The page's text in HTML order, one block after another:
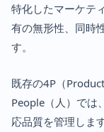
特化したマーケテ
有の無形性、同時
す。
既存の4P（
People（人）では
応品質を管理しま